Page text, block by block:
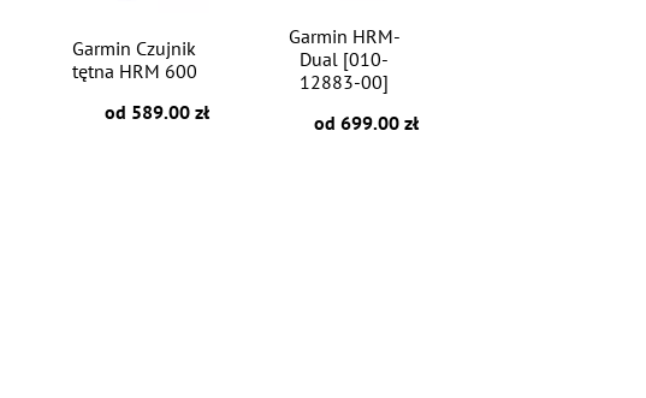
Garmin Czujnik
tętna HRM 600
od 589.00 zł
Garmin HRM-
Dual [010-
12883-00]
od 699.00 zł